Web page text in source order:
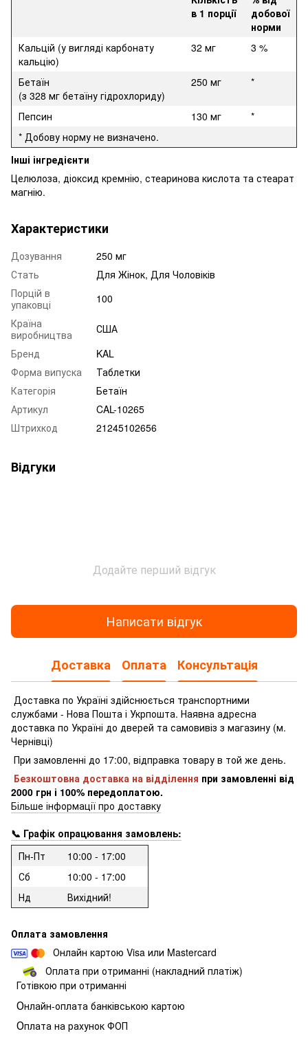
в 1 порції
добової
норми
Кальцій (у вигляді карбонату
кальцію)
32 мг 3 %
Бетаїн
(з 328 мг бетаїну гідрохлориду)
250 мг *
Пепсин 130 мг
*
* Добову норму не визначено.
Інші інгредієнти
Целюлоза, діоксид кремнію, стеаринова кислота та стеарат
магнію.
Характеристики
Дозування
250 мг
Стать
Для Жінок, Для Чоловіків
Порцій в
упаковці
100
Країна
виробництва
США
Бренд
KAL
Форма випуска
Таблетки
Категорія
Бетаїн
Артикул
CAL-10265
Штрихкод
21245102656
Відгуки
Додайте перший відгук
Написати відгук
Доставка Оплата Консультація
Доставка по Україні здійснюється транспортними
службами - Нова Пошта і Укрпошта. Наявна адресна
доставка по Україні до дверей та самовивіз з магазину (м.
Чернівці)
При замовленні до 17:00, відправка товару в той же день.
Безкоштовна доставка на відділення при замовленні від
2000 грн і 100% передоплатою.
Більше інформації про доставку
📞 Графік опрацювання замовлень:
Пн-Пт
10:00 - 17:00
Сб
10:00 - 17:00
Нд
Вихідний!
Оплата замовлення
Онлайн картою Visa или Mastercard
Оплата при отриманні (накладний платіж)
Готівкою при отриманні
Онлайн-оплата банківською картою
Оплата на рахунок ФОП